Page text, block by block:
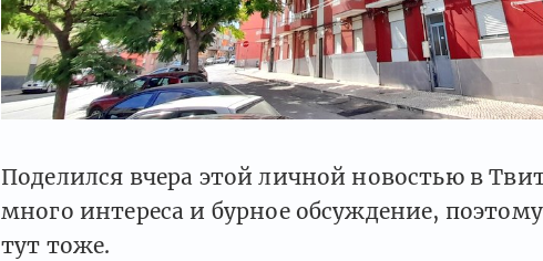
Поделился вчера этой личной новостью в
много интереса и бурное обсуждение,
тут тоже.